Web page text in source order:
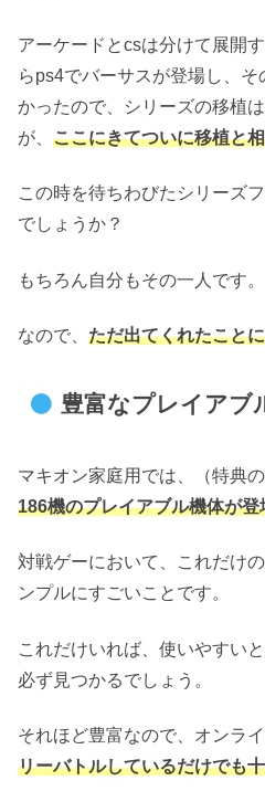
アーケードとcsは分けて展開
らps4でバーサスが登場し、
かったので、シリーズの移植
が、 ここにきてついに移植と
この時を待ちわびたシリーズ
でしょうか？
もちろん自分もその一人です。
なので、 ただ出てくれたこと
豊富なプレイアブ
マキオン家庭用では、（特典
186機のプレイアブル機体が登
対戦ゲーにおいて、これだけ
ンプルにすごいことです。
これだけいれば、使いやすい
必ず見つかるでしょう。
それほど豊富なので、オンラ
リーバトルしているだけでも